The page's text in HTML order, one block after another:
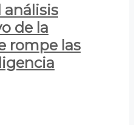
análisis
de la
rompe las